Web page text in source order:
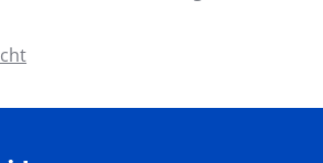
buitenomgevingen